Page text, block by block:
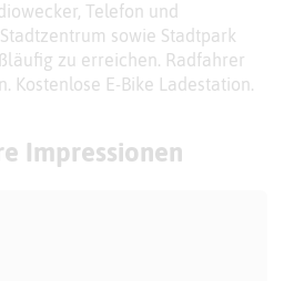
Telefon und
sowie Stadtpark
zu erreichen. Radfahrer
Kostenlose E-Bike Ladestation.
Impressionen